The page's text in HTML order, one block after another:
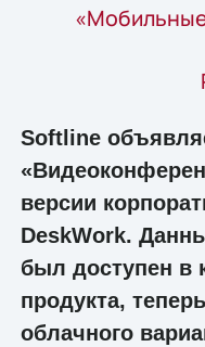
Softline
версии
DeskWork.
был доступен в
продукта,
облачного